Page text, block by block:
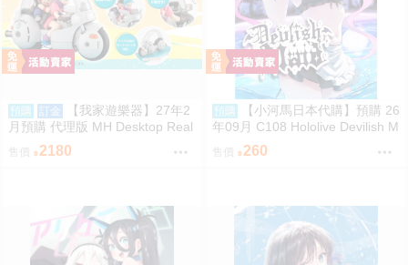
預購 訂金
【我家遊樂器】27年2
月預購 代理版 MH Desktop Real
McCoy 七龍珠 06 孫悟空&布瑪
限定復刻版
售價 2180
預購
【小河馬日本代購】預購 26
年09月 C108 Hololive Devilish M
aid 繪師:にゃろめ
售價 260